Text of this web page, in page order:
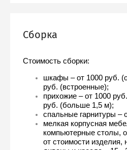
Сборка
Стоимость сборки:
шкафы – от 1000 руб.
руб. (встроенные);
прихожие – от 1000
руб. (больше 1,5 м);
спальные гарнитуры –
мелкая корпусная
компьютерные столы,
от стоимости изделия,